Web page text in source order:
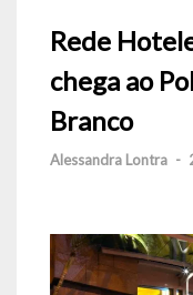
Rede
chega ao
Branco
Alessandra Lontra -